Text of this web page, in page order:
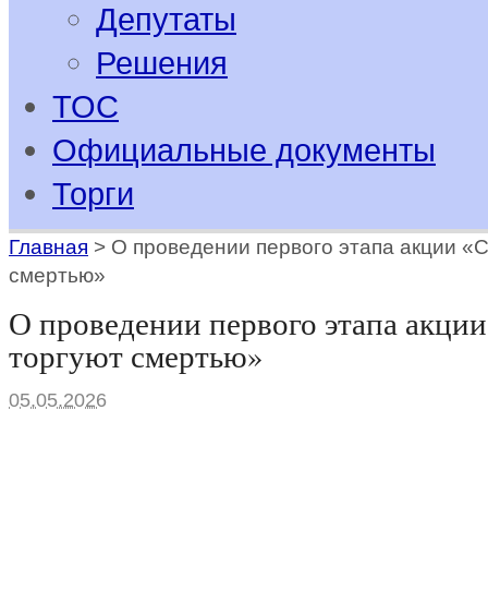
Депутаты
Решения
ТОС
Официальные документы
Торги
Главная > О проведении первого этапа акции
смертью»
О проведении первого этапа
торгуют смертью»
05.05.2026